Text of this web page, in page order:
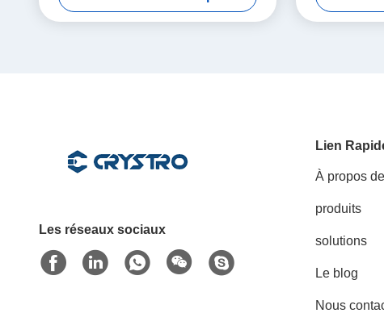
Les réseaux sociaux
Lien
À propos
produits
solutions
Le blog
Nous